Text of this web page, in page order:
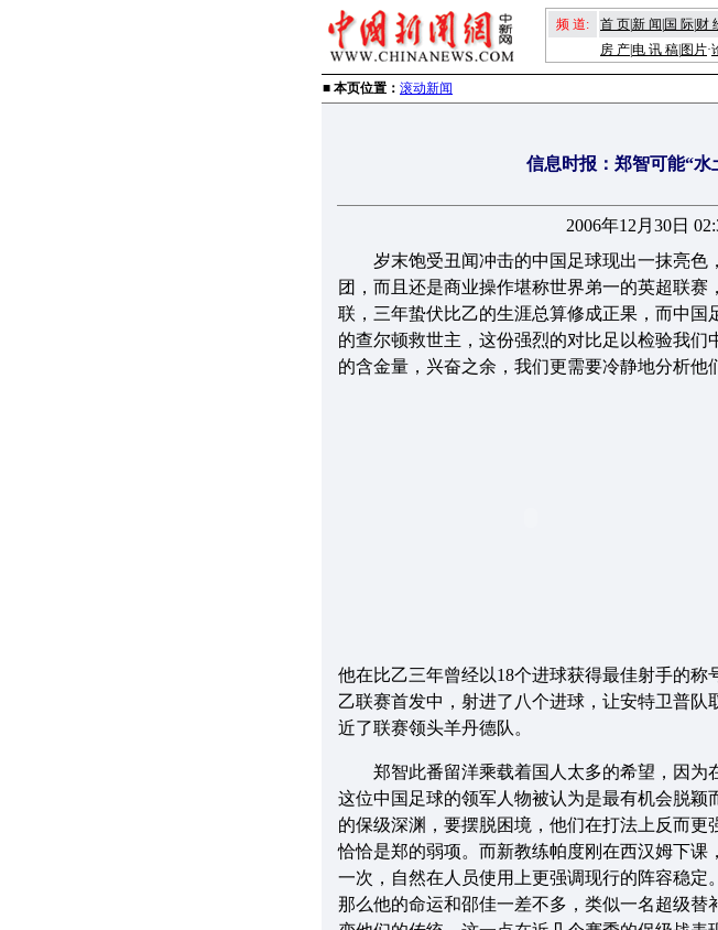
频 道: 首 页新 闻 国 际 财
房 产电 讯 稿 图片·
■ 本页位置： 滚动新闻
信息时报：郑智可能“水
2006年12月30日
岁末饱受丑闻冲击的中国足球现出一抹亮色
团，而且还是商业操作堪称世界弟一的英超联赛
联，三年蛰伏比乙的生涯总算修成正果，而中国
的查尔顿救世主，这份强烈的对比足以检验我们
的含金量，兴奋之余，我们更需要冷静地分析他
他在比乙三年曾经以18个进球获得最佳射手的称
乙联赛首发中，射进了八个进球，让安特卫普队
近了联赛领头羊丹德队。
郑智此番留洋乘载着国人太多的希望，因为
这位中国足球的领军人物被认为是最有机会脱颖
的保级深渊，要摆脱困境，他们在打法上反而更
恰恰是郑的弱项。而新教练帕度刚在西汉姆下课
一次，自然在人员使用上更强调现行的阵容稳定
那么他的命运和邵佳一差不多，类似一名超级替